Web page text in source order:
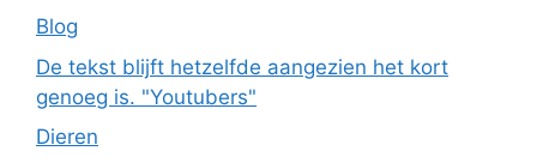
Blog
De tekst blijft hetzelfde aangezien het kort
genoeg is. "Youtubers"
Dieren